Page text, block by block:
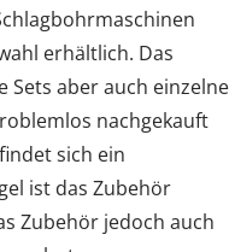
erhältlich. Das
Sets aber auch einzelne
nachgekauft
sich ein
ist das Zubehör
Zubehör jedoch auch